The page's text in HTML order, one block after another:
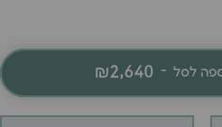
לסל -
₪2,640